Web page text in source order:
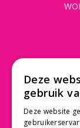
Deze
gebruik
Deze website